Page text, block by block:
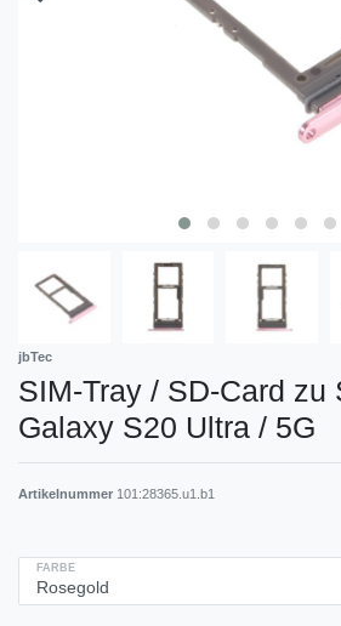
jbTec
SIM-Tray / SD-Card zu
Galaxy S20 Ultra / 5G
Artikelnummer 101:28365.u1.b1
FARBE